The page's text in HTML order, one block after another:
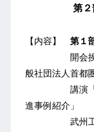
第２部：
【内容】 第１
開会挨拶「
般社団法人首都
講演「まだ
進事例紹介」
武州工業